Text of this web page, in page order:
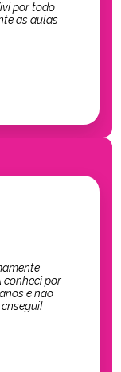
por todo
as aulas
conheci por
e não